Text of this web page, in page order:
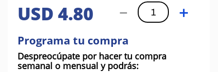
USD 4.80 ＋
－
Programa tu compra
Despreocúpate por hacer tu compra
semanal o mensual y podrás: